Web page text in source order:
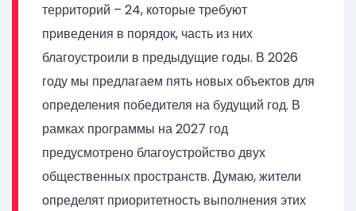
территорий – 24, которые требуют
приведения в порядок, часть из них
благоустроили в предыдущие годы. В 2026
году мы предлагаем пять новых объектов для
определения победителя на будущий год. В
рамках программы на 2027 год
предусмотрено благоустройство двух
общественных пространств. Думаю, жители
определят приоритетность выполнения этих